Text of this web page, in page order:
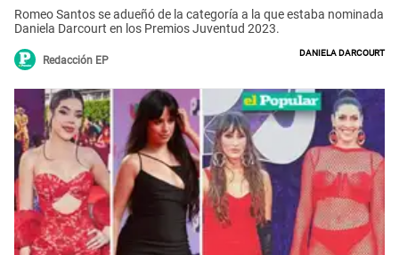
Romeo Santos se adueñó de la categoría a la que estaba nominada
Daniela Darcourt en los Premios Juventud 2023.
Redacción EP
Daniela Darcourt